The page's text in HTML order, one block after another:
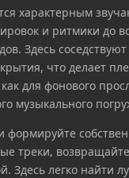
характерным
и ритмики до
Здесь
что делает
для фонового
музыкального
формируйте
треки,
Здесь легко найти